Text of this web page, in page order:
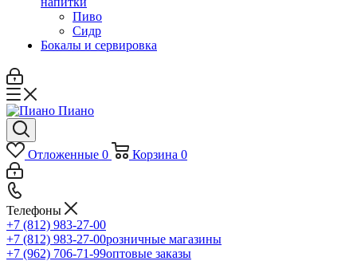
Пиво
Сидр
Бокалы и сервировка
Отложенные 0 Корзина 0
Телефоны
+7 (812) 983-27-00
+7 (812) 983-27-00розничные магазины
+7 (962) 706-71-99оптовые заказы